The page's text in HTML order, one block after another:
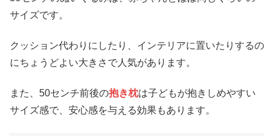
サイズです。
クッション代わりにしたり、インテリアに置いたりするの
にちょうどよい大きさで人気があります。
また、50センチ前後の抱き枕は子どもが抱きしめやすい
サイズ感で、安心感を与える効果もあります。